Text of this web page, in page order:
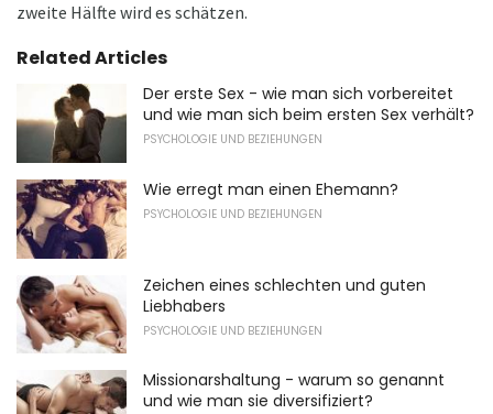
zweite Hälfte wird es schätzen.
Related Articles
Der erste Sex - wie man sich vorbereitet
und wie man sich beim ersten Sex verhält?
PSYCHOLOGIE UND BEZIEHUNGEN
Wie erregt man einen Ehemann?
PSYCHOLOGIE UND BEZIEHUNGEN
Zeichen eines schlechten und guten
Liebhabers
PSYCHOLOGIE UND BEZIEHUNGEN
Missionarshaltung - warum so genannt
und wie man sie diversifiziert?